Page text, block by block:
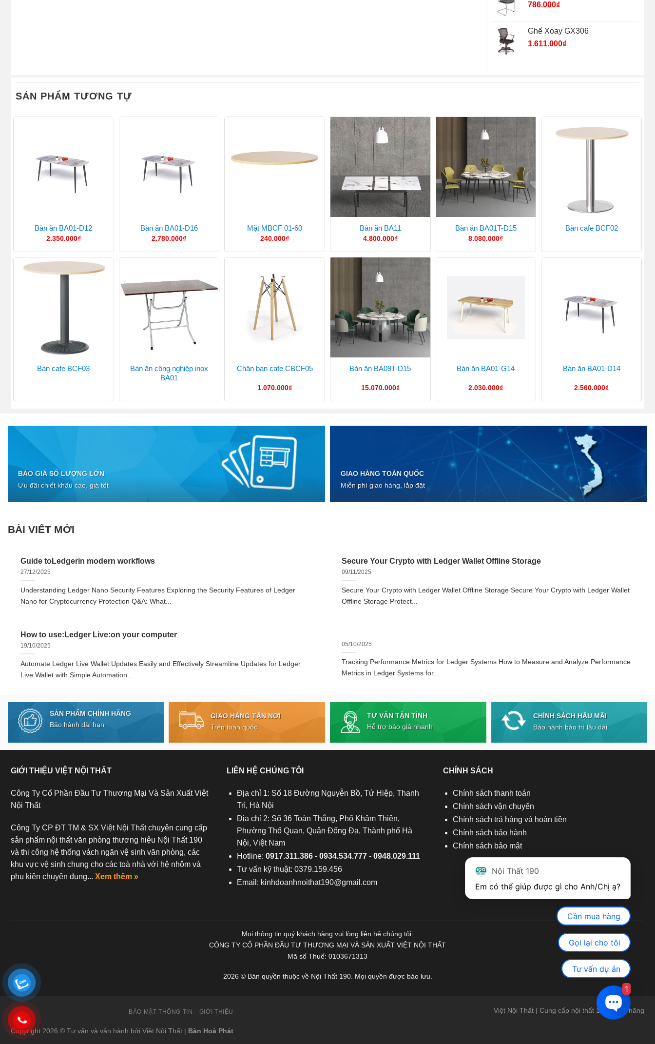
786.000₫
Ghế Xoay GX306
1.611.000₫
SẢN PHẨM TƯƠNG TỰ
Bàn ăn BA01-D12
2.350.000₫
Bàn ăn BA01-D16
2.780.000₫
Mặt MBCF 01-60
240.000₫
Bàn ăn BA11
4.800.000₫
Bàn ăn BA01T-D15
8.080.000₫
Bàn cafe BCF02
Bàn cafe BCF03
Bàn ăn công nghiệp inox
BA01
Chân bàn cafe CBCF05
1.070.000₫
Bàn ăn BA09T-D15
15.070.000₫
Bàn ăn BA01-G14
2.030.000₫
Bàn ăn BA01-D14
2.560.000₫
BÁO GIÁ SỐ LƯỢNG LỚN
Ưu đãi chiết khấu cao, giá tốt
GIAO HÀNG TOÀN QUỐC
Miễn phí giao hàng, lắp đặt
BÀI VIẾT MỚI
Guide toLedgerin modern workflows
27/12/2025
Understanding Ledger Nano Security Features Exploring the Security Features of Ledger
Nano for Cryptocurrency Protection Q&A: What...
Secure Your Crypto with Ledger Wallet Offline Storage
09/11/2025
Secure Your Crypto with Ledger Wallet Offline Storage Secure Your Crypto with Ledger Wallet
Offline Storage Protect...
How to use:Ledger Live:on your computer
19/10/2025
Automate Ledger Live Wallet Updates Easily and Effectively Streamline Updates for Ledger
Live Wallet with Simple Automation...
05/10/2025
Tracking Performance Metrics for Ledger Systems How to Measure and Analyze Performance
Metrics in Ledger Systems for...
SẢN PHẨM CHÍNH HÃNG
Bảo hành dài hạn
GIAO HÀNG TẬN NƠI
Trên toàn quốc
TƯ VẤN TẬN TÌNH
Hỗ trợ báo giá nhanh
CHÍNH SÁCH HẬU MÃI
Bảo hành bảo trì lâu dài
GIỚI THIỆU VIỆT NỘI THẤT
Công Ty Cổ Phần Đầu Tư Thương Mại Và Sản Xuất Việt
Nội Thất
Công Ty CP ĐT TM & SX Việt Nội Thất chuyên cung cấp
sản phẩm nội thất văn phòng thương hiệu Nội Thất 190
và thi công hệ thống vách ngăn vệ sinh văn phòng, các
khu vực vệ sinh chung cho các toà nhà với hệ nhôm và
phụ kiện chuyên dụng... Xem thêm »
LIÊN HỆ CHÚNG TÔI
Địa chỉ 1: Số 18 Đường Nguyễn Bồ, Tứ Hiệp, Thanh
Trì, Hà Nội
Địa chỉ 2: Số 36 Toàn Thắng, Phố Khâm Thiên,
Phường Thổ Quan, Quận Đống Đa, Thành phố Hà
Nội, Việt Nam
Hotline:0917.311.386 -0934.534.777 -0948.029.111
Tư vấn kỹ thuật: 0379.159.456
Email: kinhdoanhnoithat190@gmail.com
CHÍNH SÁCH
Chính sách thanh toán
Chính sách vận chuyển
Chính sách trả hàng và hoàn tiền
Chính sách bảo hành
Chính sách bảo mật
Mọi thông tin quý khách hàng vui lòng liên hệ chúng tôi:
CÔNG TY CỔ PHẦN ĐẦU TƯ THƯƠNG MẠI VÀ SẢN XUẤT VIỆT NỘI THẤT
Mã số Thuế: 0103671313
2026 © Bản quyền thuộc về Nội Thất 190. Mọi quyền được bảo lưu.
Việt Nội Thất | Cung cấp nội thất 190 chính hãng
BẢO MẬT THÔNG TIN GIỚI THIỆU
Copyright 2026 © Tư vấn và vận hành bởi Việt Nội Thất | Bàn Hoà Phát
Nội Thất 190
Cần mua hàng
Gọi lại cho tôi
Tư vấn dự án
1